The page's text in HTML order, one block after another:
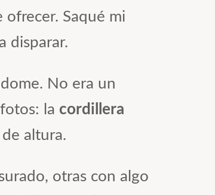
ofrecer. Saqué mi
disparar.
No era un
la cordillera
altura.
otras con algo